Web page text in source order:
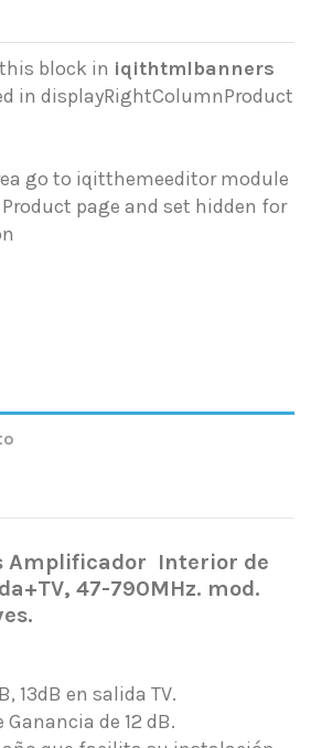
block in iqithtmlbanners
in displayRightColumnProduct
go to iqitthemeeditor module
page and set hidden for
Amplificador Interior de
47-790MHz. mod.
13dB en salida TV.
de 12 dB.